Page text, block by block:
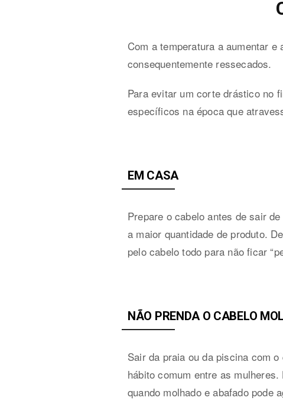
Com a temperatura a aumentar
consequentemente ressecados.
Para evitar um corte drástico no
específicos na época que
EM CASA
Prepare o cabelo antes de sair
a maior quantidade de produto.
pelo cabelo todo para não ficar
NÃO PRENDA O CABELO
Sair da praia ou da piscina com
hábito comum entre as
quando molhado e abafado pode